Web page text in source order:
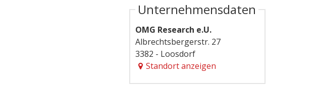
Unternehmensdaten
OMG Research e.U.
Albrechtsbergerstr. 27
3382 - Loosdorf
Standort anzeigen